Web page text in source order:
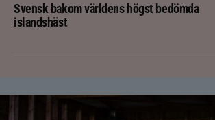
Svensk bakom världens högst bedömda
islandshäst